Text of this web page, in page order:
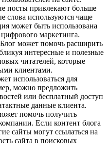
посты привлекают больше
слова используются чаще
может быть использована
маркетинга.
Блог может помочь расширить
интересные и полезные
читателей, которые
клиентами.
использоваться для
можно предложить
или бесплатный доступ
данные клиента.
помочь получить
Если контент блога
сайты могут ссылаться на
сайта в поисковых